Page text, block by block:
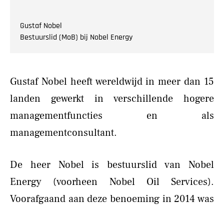
Gustaf Nobel
Bestuurslid (MoB) bij Nobel Energy
Gustaf Nobel heeft wereldwijd in meer dan 15
landen gewerkt in verschillende hogere
managementfuncties en als
managementconsultant.
De heer Nobel is bestuurslid van Nobel
Energy (voorheen Nobel Oil Services).
Voorafgaand aan deze benoeming in 2014 was